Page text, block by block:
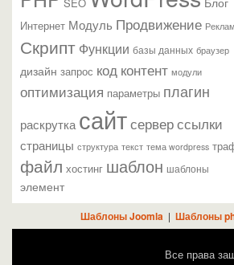
Интернет Модуль Продвижение
Скрипт Функции базы данных браузер
дизайн запрос код контент модули
оптимизация параметры плагин
раскрутка сайтсерверссылки
страницы структура текст тема wordpress
файл хостинг шаблон шаблоны
элемент
Шаблоны Joomla | Шаблоны
Все права